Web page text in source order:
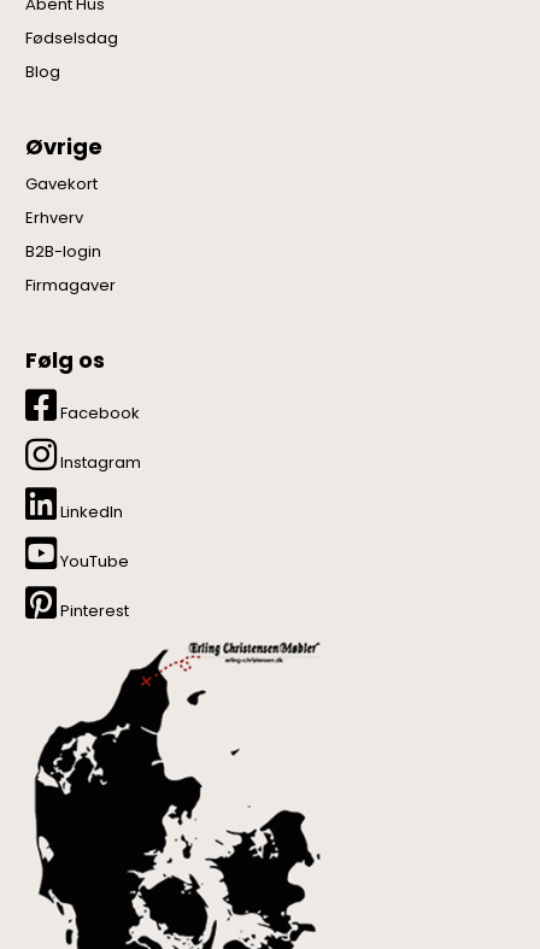
Fødselsdag
Blog
Øvrige
Gavekort
Erhverv
B2B-login
Firmagaver
Følg os
Facebook
Instagram
LinkedIn
YouTube
Pinterest